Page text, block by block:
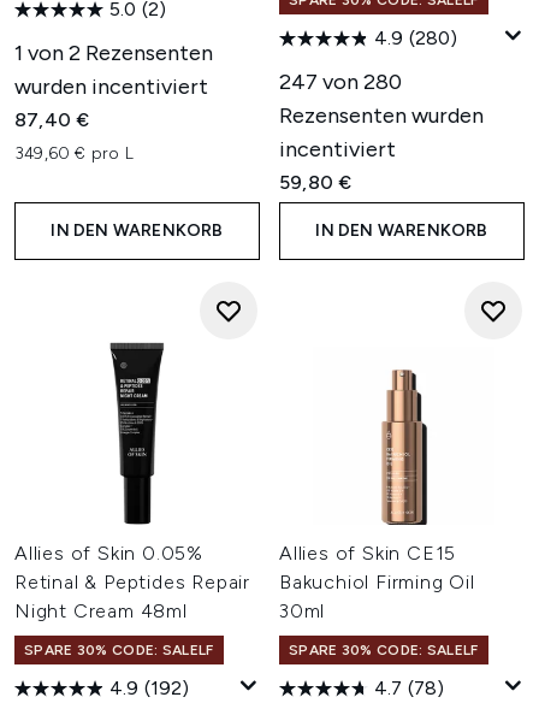
5.0 (2)
1 von 2 Rezensenten
wurden incentiviert
87,40 €
349,60 € pro L
IN DEN WARENKORB
4.9 (280)
247 von 280
Rezensenten wurden
incentiviert
59,80 €
IN DEN WARENKORB
Allies of Skin 0.05%
Retinal & Peptides Repair
Night Cream 48ml
SPARE 30% CODE: SALELF
4.9 (192)
Allies of Skin CE15
Bakuchiol Firming Oil
30ml
SPARE 30% CODE: SALELF
4.7 (78)